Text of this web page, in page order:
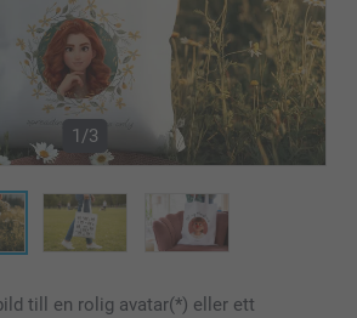
1/3
till en rolig avatar(*) eller ett